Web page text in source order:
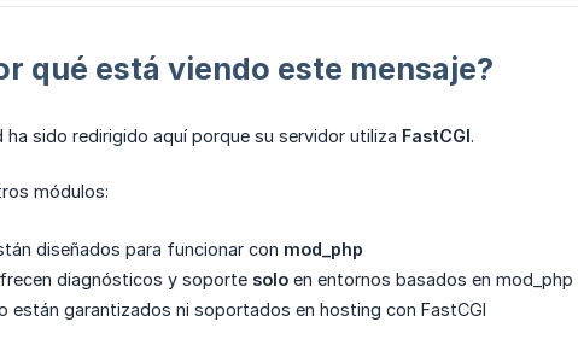
qué está viendo este mensaje?
ha sido redirigido aquí porque su servidor utiliza FastCGI.
módulos:
diseñados para funcionar con mod_php
diagnósticos y soporte solo en entornos basados en mod_php
están garantizados ni soportados en hosting con FastCGI